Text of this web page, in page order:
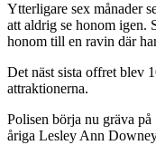
Ytterligare sex månader
att aldrig se honom igen.
honom till en ravin där
Det näst sista offret blev
attraktionerna.
Polisen börja nu gräva
åriga Lesley Ann